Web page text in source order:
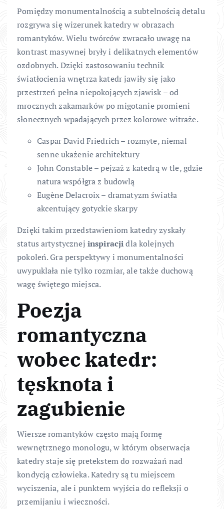
Pomiędzy monumentalnością a subtelnością detalu
rozgrywa się wizerunek katedry w obrazach
romantyków. Wielu twórców zwracało uwagę na
kontrast masywnej bryły i delikatnych elementów
ozdobnych. Dzięki zastosowaniu technik
światłocienia wnętrza katedr jawiły się jako
przestrzeń pełna niepokojących zjawisk – od
mrocznych zakamarków po migotanie promieni
słonecznych wpadających przez kolorowe witraże.
Caspar David Friedrich – rozmyte, niemal
senne ukażenie architektury
John Constable – pejzaż z katedrą w tle, gdzie
natura współgra z budowlą
Eugène Delacroix – dramatyzm światła
akcentujący gotyckie skarpy
Dzięki takim przedstawieniom katedry zyskały
status artystycznej inspiracjidla kolejnych
pokoleń. Gra perspektywy i monumentalności
uwypuklała nie tylko rozmiar, ale także duchową
wagę świętego miejsca.
Poezja
romantyczna
wobec katedr:
tęsknota i
zagubienie
Wiersze romantyków często mają formę
wewnętrznego monologu, w którym obserwacja
katedry staje się pretekstem do rozważań nad
kondycją człowieka. Katedry są tu miejscem
wyciszenia, ale i punktem wyjścia do refleksji o
przemijaniu i wieczności.